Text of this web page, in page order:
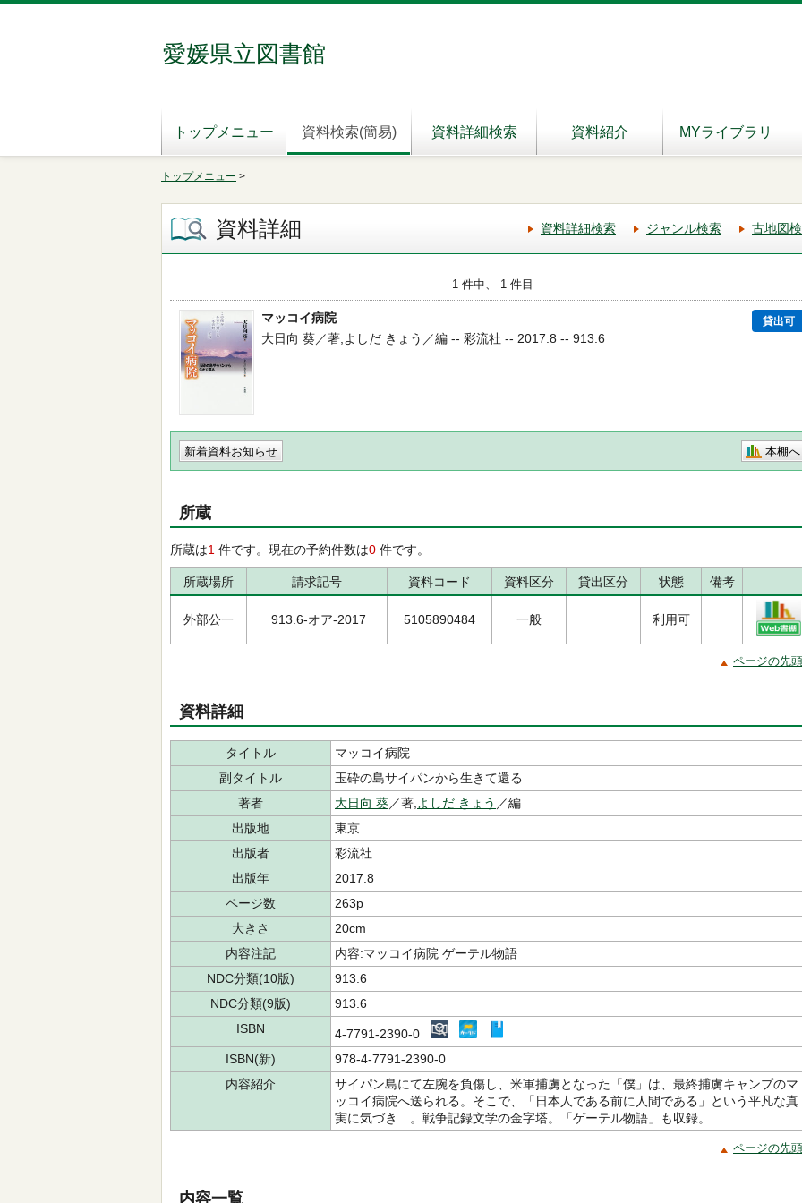
愛媛県立図書館
トップメニュー 資料検索(簡易) 資料詳細検索 資料紹介 MYライブラリ
トップメニュー >
資料詳細 資料詳細検索 ジャンル検索 古地図
1 件中、 1 件目
マッコイ病院 貸出可
大日向 葵／著,よしだ きょう／編 -- 彩流社 -- 2017.8 -- 913.6
新着資料お知らせ 本棚へ
所蔵
所蔵は1 件です。現在の予約件数は0 件です。
所蔵場所 請求記号 資料コード 資料区分 貸出区分 状態 備考
外部公一 913.6-オア-2017 5105890484 一般 利用可
ページの先
資料詳細
タイトル
マッコイ病院
副タイトル
玉砕の島サイパンから生きて還る
著者
大日向 葵／著, よしだ きょう ／編
出版地
東京
出版者
彩流社
出版年
2017.8
ページ数
263p
大きさ
20cm
内容注記
内容:マッコイ病院 ゲーテル物語
NDC分類(10版)
913.6
NDC分類(9版)
913.6
ISBN
4-7791-2390-0
ISBN(新)
978-4-7791-2390-0
内容紹介
サイパン島にて左腕を負傷し、米軍捕虜となった「僕」は、最終捕虜キャンプのマ
ッコイ病院へ送られる。そこで、「日本人である前に人間である」という平凡な真
実に気づき…。戦争記録文学の金字塔。「ゲーテル物語」も収録。
ページの先
内容一覧